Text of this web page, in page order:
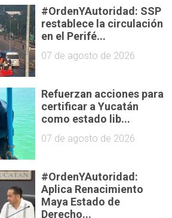
#OrdenYAutoridad: SSP
restablece la circulación
en el Perifé...
07 de agosto de 2026
Refuerzan acciones para
certificar a Yucatán
como estado lib...
07 de agosto de 2026
#OrdenYAutoridad:
Aplica Renacimiento
Maya Estado de
Derecho...